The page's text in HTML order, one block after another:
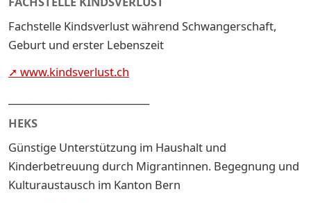
Fachstelle Kindsverlust während Schwangerschaft,
Geburt und erster Lebenszeit
➚ www.kindsverlust.ch
HEKS
Günstige Unterstützung im Haushalt und
Kinderbetreuung durch Migrantinnen. Begegnung und
Kulturaustausch im Kanton Bern